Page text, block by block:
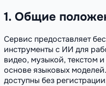
1. Общие
Сервис предоставляет
инструменты с ИИ для
видео, музыкой, текстом
основе языковых
доступны без